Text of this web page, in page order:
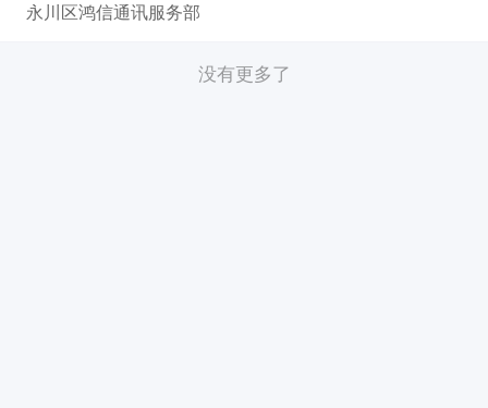
永川区鸿信通讯服务部
没有更多了